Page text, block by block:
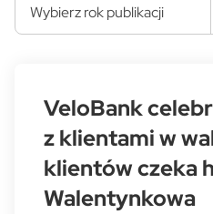
Wybierz rok publikacji
VeloBank
z klientami w
klientów czeka
Walentynkowa